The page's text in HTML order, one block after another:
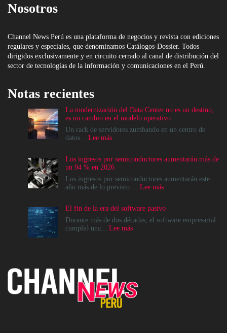
Nosotros
Channel News Perú es una plataforma de negocios y revista con ediciones
regulares y especiales, que denominamos Catálogos-Dossier. Todos
dirigidos exclusivamente y en circuito cerrado al canal de distribución del
sector de tecnologías de la información y comunicaciones en el Perú.
Notas recientes
La modernización del Data Center no es un destino,
es un cambio en el modelo operativo
Un rack de servidores zumbando en un centro de
datos... Lee más:
del
Data
Center
no
destino,
es
un
operativo
Los ingresos por semiconductores aumentarán más de
un 94 % en 2026
Los ingresos por semiconductores aumentarán este
año más de lo previsto.... Lee más:
por
semiconductores
El fin de la era del software pasivo
Durante más de dos décadas, el software empresarial
cumplió una... Lee más:
software
pasivo